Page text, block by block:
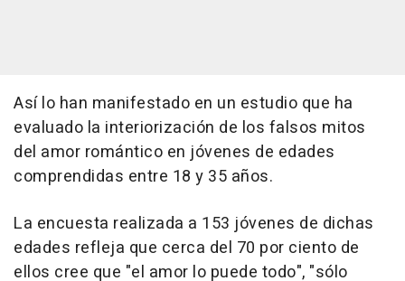
Así lo han manifestado en un estudio que ha
evaluado la interiorización de los falsos mitos
del amor romántico en jóvenes de edades
comprendidas entre 18 y 35 años.
La encuesta realizada a 153 jóvenes de dichas
edades refleja que cerca del 70 por ciento de
ellos cree que "el amor lo puede todo", "sólo